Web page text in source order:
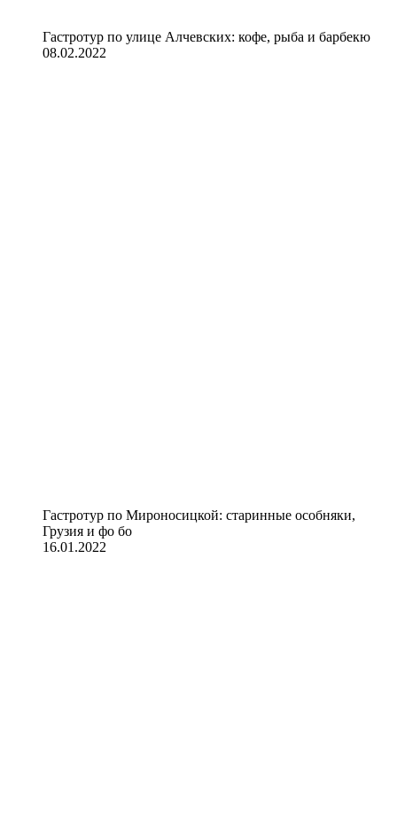
Гастротур по улице Алчевских: кофе, рыба и барбекю
08.02.2022
Гастротур по Мироносицкой: старинные особняки,
Грузия и фо бо
16.01.2022